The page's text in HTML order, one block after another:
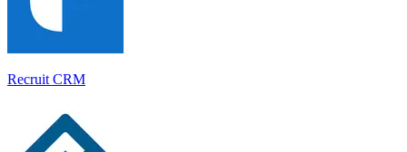
Recruit CRM